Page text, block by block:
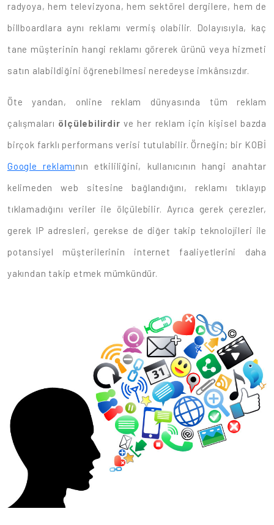
radyoya, hem televizyona, hem sektörel dergilere, hem de
billboardlara aynı reklamı vermiş olabilir. Dolayısıyla, kaç
tane müşterinin hangi reklamı görerek ürünü veya hizmeti
satın alabildiğini öğrenebilmesi neredeyse imkânsızdır.
Öte yandan, online reklam dünyasında tüm reklam
çalışmaları ölçülebilirdir ve her reklam için kişisel bazda
birçok farklı performans verisi tutulabilir. Örneğin; bir KOBİ
Google reklamının etkililiğini, kullanıcının hangi anahtar
kelimeden web sitesine bağlandığını, reklamı tıklayıp
tıklamadığını veriler ile ölçülebilir. Ayrıca gerek çerezler,
gerek IP adresleri, gerekse de diğer takip teknolojileri ile
potansiyel müşterilerinin internet faaliyetlerini daha
yakından takip etmek mümkündür.